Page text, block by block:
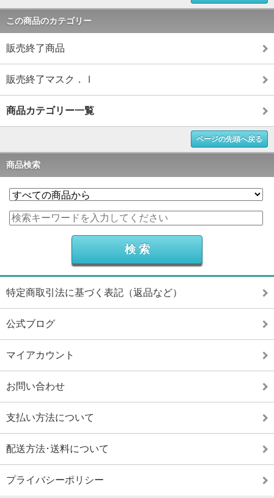
この商品のカテゴリー
販売終了商品
販売終了マスク．Ⅰ
商品カテゴリー一覧
ページの先頭へ戻る
商品検索
特定商取引法に基づく表記（返品など）
公式ブログ
マイアカウント
お問い合わせ
支払い方法について
配送方法･送料について
プライバシーポリシー